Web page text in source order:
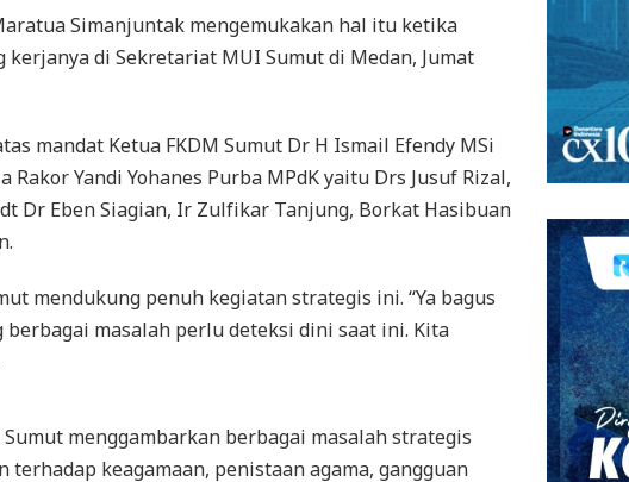
Simanjuntak mengemukakan hal itu ketika
kerjanya di Sekretariat MUI Sumut di Medan, Jumat
mandat Ketua FKDM Sumut Dr H Ismail Efendy MSi
Yandi Yohanes Purba MPdK yaitu Drs Jusuf Rizal,
Dr Eben Siagian, Ir Zulfikar Tanjung, Borkat Hasibuan
mendukung penuh kegiatan strategis ini. “Ya bagus
masalah perlu deteksi dini saat ini. Kita
menggambarkan berbagai masalah strategis
keagamaan, penistaan agama, gangguan